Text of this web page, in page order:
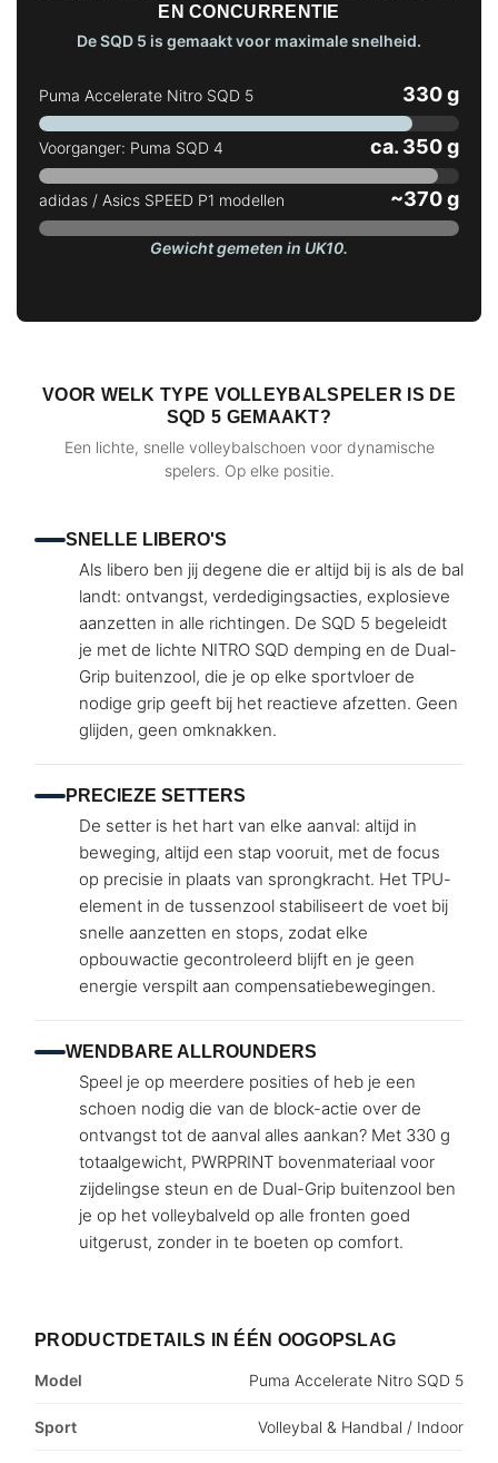
EN CONCURRENTIE
De SQD 5 is gemaakt voor maximale snelheid.
Puma Accelerate Nitro SQD 5 330 g
Voorganger: Puma SQD 4 ca. 350 g
adidas / Asics SPEED P1 modellen ~370 g
Gewicht gemeten in UK10.
VOOR WELK TYPE VOLLEYBALSPELER IS DE
SQD 5 GEMAAKT?
Een lichte, snelle volleybalschoen voor dynamische
spelers. Op elke positie.
SNELLE LIBERO'S
Als libero ben jij degene die er altijd bij is als de bal
landt: ontvangst, verdedigingsacties, explosieve
aanzetten in alle richtingen. De SQD 5 begeleidt
je met de lichte NITRO SQD demping en de Dual-
Grip buitenzool, die je op elke sportvloer de
nodige grip geeft bij het reactieve afzetten. Geen
glijden, geen omknakken.
PRECIEZE SETTERS
De setter is het hart van elke aanval: altijd in
beweging, altijd een stap vooruit, met de focus
op precisie in plaats van sprongkracht. Het TPU-
element in de tussenzool stabiliseert de voet bij
snelle aanzetten en stops, zodat elke
opbouwactie gecontroleerd blijft en je geen
energie verspilt aan compensatiebewegingen.
WENDBARE ALLROUNDERS
Speel je op meerdere posities of heb je een
schoen nodig die van de block-actie over de
ontvangst tot de aanval alles aankan? Met 330 g
totaalgewicht, PWRPRINT bovenmateriaal voor
zijdelingse steun en de Dual-Grip buitenzool ben
je op het volleybalveld op alle fronten goed
uitgerust, zonder in te boeten op comfort.
PRODUCTDETAILS IN ÉÉN OOGOPSLAG
Model Puma Accelerate Nitro SQD 5
Sport Volleybal & Handbal / Indoor